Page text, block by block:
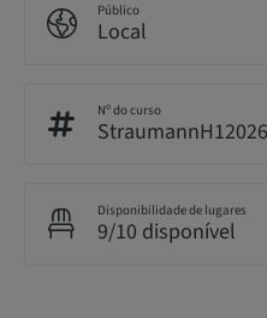
Público
Local
Nº do curso
StraumannH12026
Disponibilidade de lugares
9/10 disponível